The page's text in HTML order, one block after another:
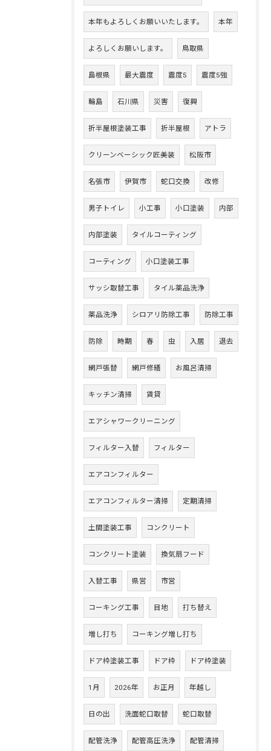
本年もよろしくお願いいたします。 本年
よろしくお願いします。 鳥取県
島根県 最大震度 震度5 震度5強
輪島 石川県 災害 復興
折半屋根塗装工事 折半屋根 アトラ
クリーンベーシック匠美装 松阪市
名張市 伊賀市 蛇口交換 改修
男子トイレ 小工事 小口塗装 内部
内部塗装 タイルコーティング
コーティング 小口塗装工事
サッシ取替工事 タイル薬品洗浄
薬品洗浄 シロアリ防除工事 防除工事
防除 時期 春 虫 入居 退去
網戸張替 網戸修繕 お風呂清掃
キッチン清掃 賃貸
エアシャワークリーニング
フィルター入替 フィルター
エアコンフィルター
エアコンフィルター清掃 定期清掃
土間塗装工事 コンクリート
コンクリート塗装 換気扇フード
入替工事 県営 市営
コーキング工事 目地 打ち替え
増し打ち コーキング増し打ち
ドア枠塗装工事 ドア枠 ドア枠塗装
1月 2026年 お正月 年越し
日の出 洗面蛇口取替 蛇口取替
配管洗浄 配管高圧洗浄 配管清掃